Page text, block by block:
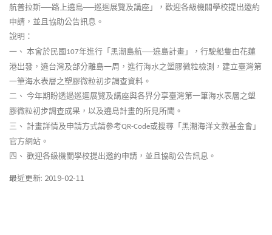
航普拉斯──路上遶島──巡迴展覽及講座」，歡迎各級機關學校提出邀約
申請，並且協助公告訊息。
說明：
一、 本會於民國107年進行「黑潮島航──遶島計畫」，行駛船隻由花蓮
港出發，遶台灣及部分離島一周，進行海水之塑膠微粒檢測，建立臺灣第
一筆海水表層之塑膠微粒初步調查資料。
二、 今年期盼透過巡迴展覽及講座與各界分享臺灣第一筆海水表層之塑
膠微粒初步調查成果，以及遶島計畫的所見所聞。
三、 計畫詳情及申請方式請參考QR-Code或搜尋「黑潮海洋文教基金會」
官方網站。
四、 歡迎各級機關學校提出邀約申請，並且協助公告訊息。
最近更新: 2019-02-11